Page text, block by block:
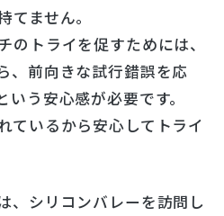
ません。
のトライを促すためには、
、前向きな試行錯誤を応
う安心感が必要です。
ているから安心してトライ
、シリコンバレーを訪問し